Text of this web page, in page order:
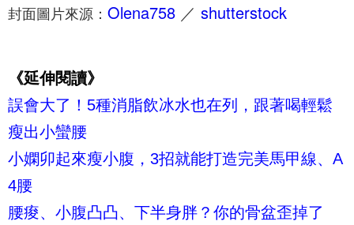
封面圖片來源： Olena758 ／ shutterstock
《延伸閱讀》
誤會大了！5種消脂飲冰水也在列，跟著喝輕鬆
瘦出小蠻腰
小嫻卯起來瘦小腹，3招就能打造完美馬甲線、A
4腰
腰痠、小腹凸凸、下半身胖？你的骨盆歪掉了